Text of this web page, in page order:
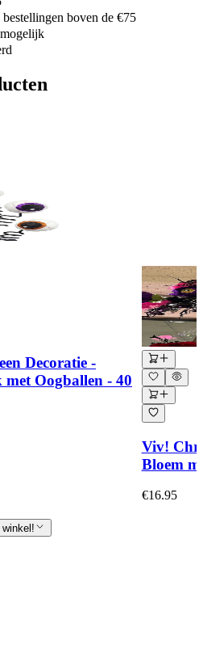
boven de €75
Decoratie -
Oogballen - 40
Viv!
Bloem
€16.95